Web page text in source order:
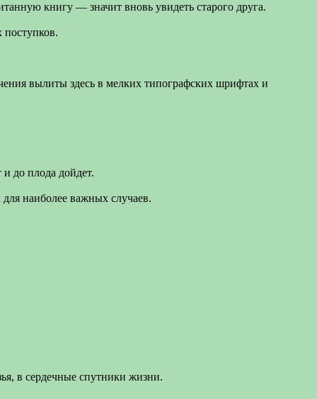
книгу — значит вновь увидеть старого друга.
вылиты здесь в мелких типографских шрифтах и
и до плода дойдет.
наиболее важных случаев.
в сердечные спутники жизни.